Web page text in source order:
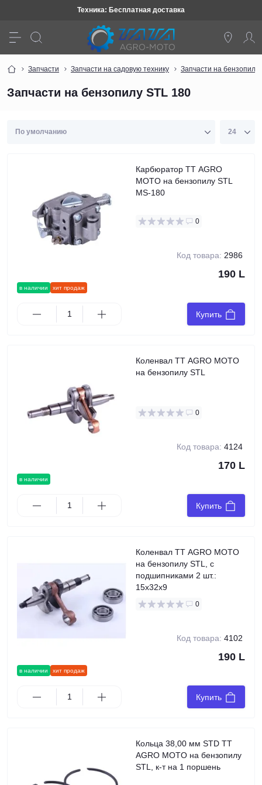
Техника: Бесплатная доставка
Запчасти Запчасти на садовую технику Запчасти на бензопилы
Запчасти на бензопилу STL 180
в наличии хит продаж
Карбюратор TT AGRO
MOTO на бензопилу STL
MS-180
0
Код товара: 2986
190 L
Купить
в наличии
Коленвал TT AGRO MOTO
на бензопилу STL
0
Код товара: 4124
170 L
Купить
в наличии хит продаж
Коленвал TT AGRO MOTO
на бензопилу STL, с
подшипниками 2 шт.:
15x32x9
0
Код товара: 4102
190 L
Купить
Кольца 38,00 мм STD TT
AGRO MOTO на бензопилу
STL, к-т на 1 поршень